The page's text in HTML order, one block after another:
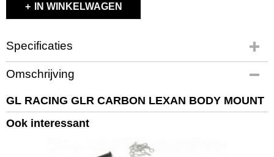
IN WINKELWAGEN
Specificaties
Productcode
GLR-0162
EAN code
Productcode leverancier
Omschrijving
GL RACING GLR CARBON LEXAN BODY MOUNT
Ook interessant